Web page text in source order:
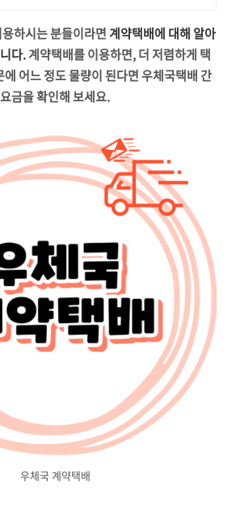
하시는 분들이라면계약택배에 대해 알아
다.계약택배를 이용하면, 더 저렴하게 택
에 어느 정도 물량이 된다면 우체국택배 간
금을 확인해 보세요.
우체국 계약택배